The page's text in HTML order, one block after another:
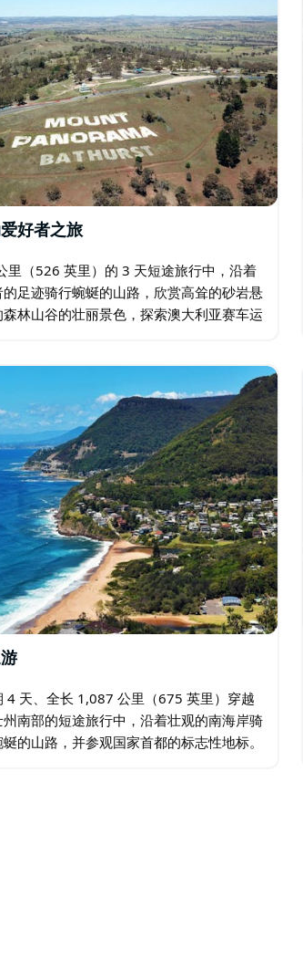
好者之旅
里（526 英里）的 3 天短途旅行中，沿着
的足迹骑行蜿蜒的山路，欣赏高耸的砂岩悬
森林山谷的壮丽景色，探索澳大利亚赛车运
4 天、全长 1,087 公里（675 英里）穿越
南部的短途旅行中，沿着壮观的南海岸骑
的山路，并参观国家首都的标志性地标。